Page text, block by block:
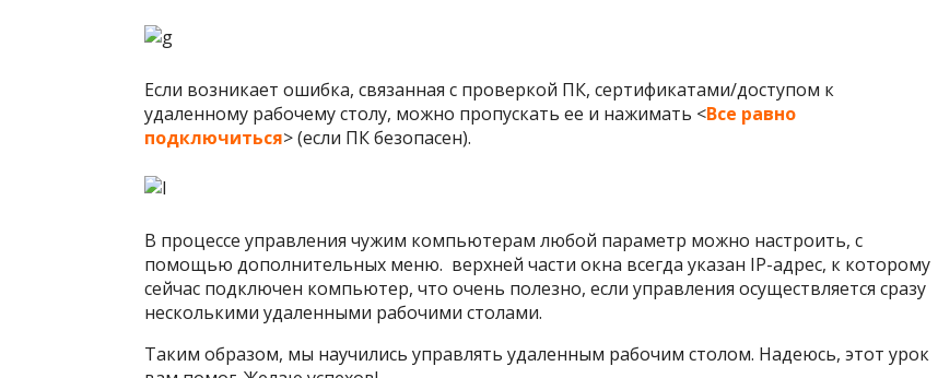
Если возникает ошибка, связанная с проверкой ПК, сертификатами/доступом к
удаленному рабочему столу, можно пропускать ее и нажимать <Все равно
подключиться> (если ПК безопасен).
В процессе управления чужим компьютерам любой параметр можно настроить, с
помощью дополнительных меню. верхней части окна всегда указан IP-адрес, к которому
сейчас подключен компьютер, что очень полезно, если управления осуществляется сразу
несколькими удаленными рабочими столами.
Таким образом, мы научились управлять удаленным рабочим столом. Надеюсь, этот урок